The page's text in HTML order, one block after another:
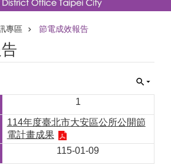
專區 節電成效報告
1
114年度臺北市大安區公所公開節
電計畫成果
115-01-09